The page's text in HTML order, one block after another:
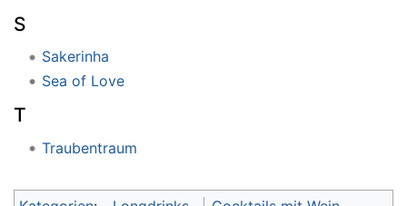
S
Sakerinha
Sea of Love
T
Traubentraum